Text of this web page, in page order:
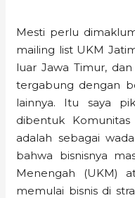
Mesti perlu
mailing list UKM
luar Jawa Timur,
tergabung dengan
lainnya. Itu saya
dibentuk
adalah sebagai
bahwa bisnisnya
Menengah (UKM)
memulai bisnis di